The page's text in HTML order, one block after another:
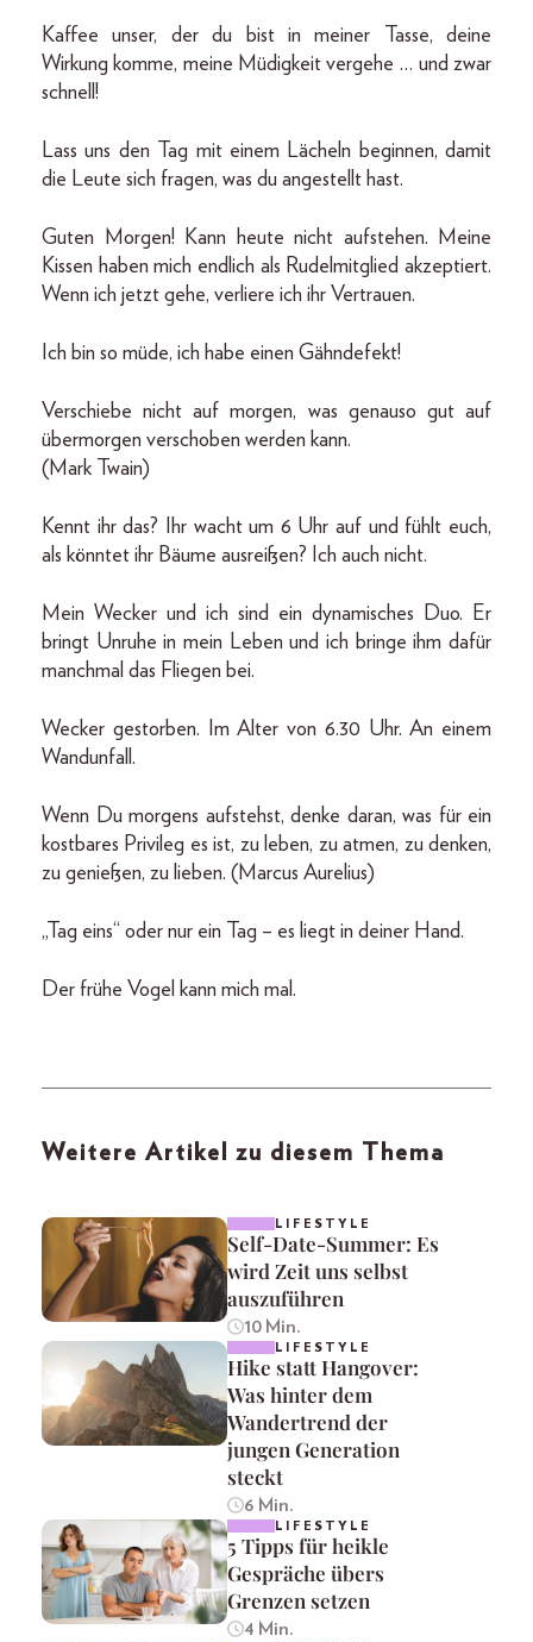
Kaffee unser, der du bist in meiner Tasse, deine
Wirkung komme, meine Müdigkeit vergehe … und zwar
schnell!
Lass uns den Tag mit einem Lächeln beginnen, damit
die Leute sich fragen, was du angestellt hast.
Guten Morgen! Kann heute nicht aufstehen. Meine
Kissen haben mich endlich als Rudelmitglied akzeptiert.
Wenn ich jetzt gehe, verliere ich ihr Vertrauen.
Ich bin so müde, ich habe einen Gähndefekt!
Verschiebe nicht auf morgen, was genauso gut auf
übermorgen verschoben werden kann.
(Mark Twain)
Kennt ihr das? Ihr wacht um 6 Uhr auf und fühlt euch,
als könntet ihr Bäume ausreißen? Ich auch nicht.
Mein Wecker und ich sind ein dynamisches Duo. Er
bringt Unruhe in mein Leben und ich bringe ihm dafür
manchmal das Fliegen bei.
Wecker gestorben. Im Alter von 6.30 Uhr. An einem
Wandunfall.
Wenn Du morgens aufstehst, denke daran, was für ein
kostbares Privileg es ist, zu leben, zu atmen, zu denken,
zu genießen, zu lieben. (Marcus Aurelius)
„Tag eins“ oder nur ein Tag – es liegt in deiner Hand.
Der frühe Vogel kann mich mal.
Weitere Artikel zu diesem Thema
LIFESTYLE
Self-Date-Summer: Es
wird Zeit uns selbst
auszuführen
10 Min.
LIFESTYLE
Hike statt Hangover:
Was hinter dem
Wandertrend der
jungen Generation
steckt
6 Min.
LIFESTYLE
5 Tipps für heikle
Gespräche übers
Grenzen setzen
4 Min.